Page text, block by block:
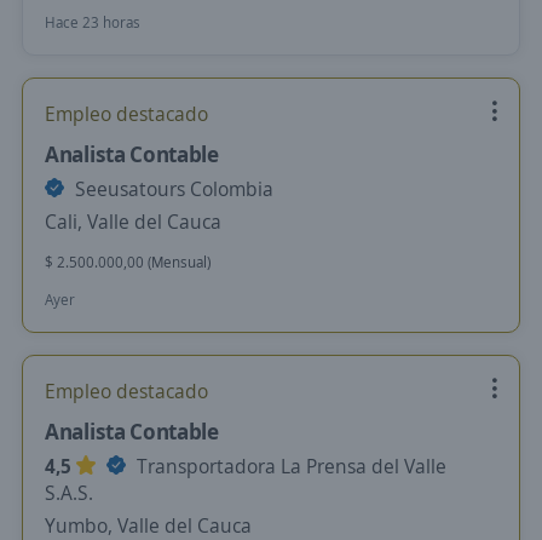
Hace 23 horas
Empleo destacado
Analista Contable
Seeusatours Colombia
Cali, Valle del Cauca
$ 2.500.000,00 (Mensual)
Ayer
Empleo destacado
Analista Contable
4,5
Transportadora La Prensa del Valle
S.A.S.
Yumbo, Valle del Cauca